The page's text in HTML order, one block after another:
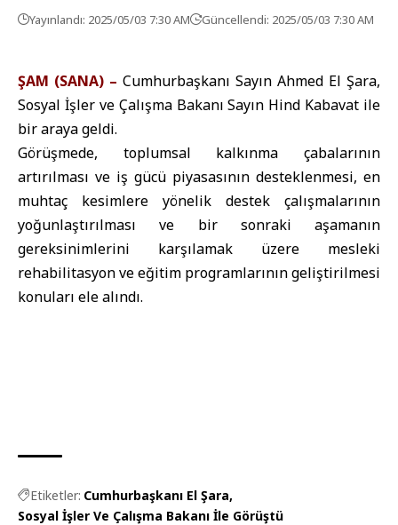
Yayınlandı: 2025/05/03 7:30 AM Güncellendi: 2025/05/03 7:30 AM
ŞAM (SANA) – Cumhurbaşkanı Sayın Ahmed El Şara,
Sosyal İşler ve Çalışma Bakanı Sayın Hind Kabavat ile
bir araya geldi.
Görüşmede, toplumsal kalkınma çabalarının
artırılması ve iş gücü piyasasının desteklenmesi, en
muhtaç kesimlere yönelik destek çalışmalarının
yoğunlaştırılması ve bir sonraki aşamanın
gereksinimlerini karşılamak üzere mesleki
rehabilitasyon ve eğitim programlarının geliştirilmesi
konuları ele alındı.
Etiketler: Cumhurbaşkanı El Şara
Sosyal İşler Ve Çalışma Bakanı İle Görüştü